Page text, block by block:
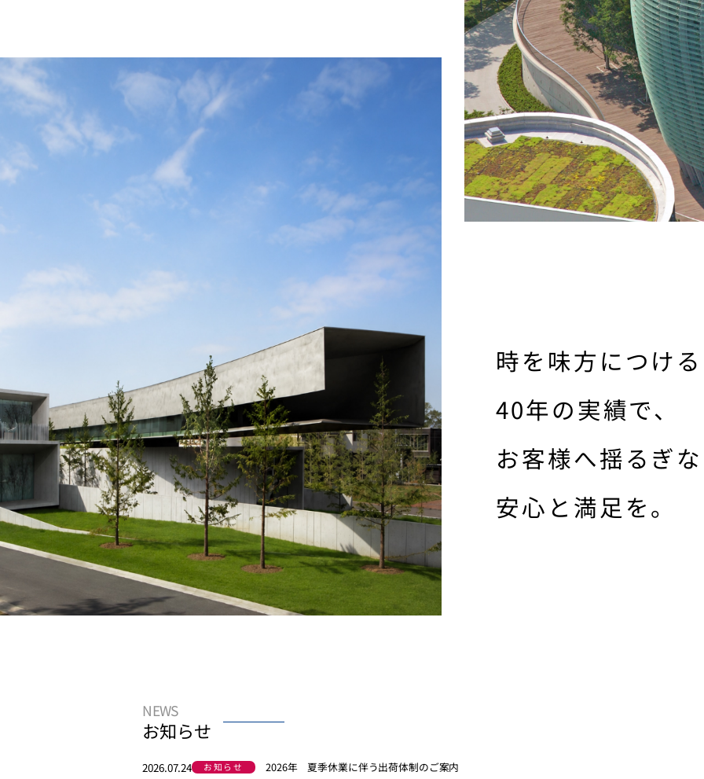
時を味方につける
40年の実績で、
お客様へ揺るぎ
安心と満足を。
NEWS
お知らせ
2026.07.24 お知らせ 2026年 夏季休業に伴う出荷体制のご案内